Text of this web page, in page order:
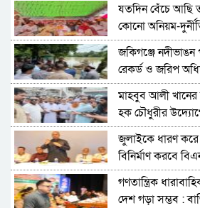
যতদিন বেঁচে আছি
কোনো অনিয়ম-
জকিগঞ্জে
রেকর্ড ও জরিপ
মাহবুব আলী
হক চৌধুরীর
জুলাইকে ধারণ
বিনির্মাণ করবে
গণতান্ত্রিক
দেশ গড়া সম্ভব :